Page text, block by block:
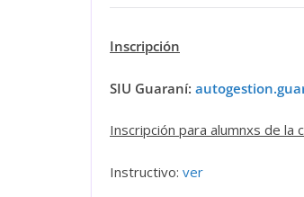
Inscripción
SIU Guaraní:
Inscripción para alumnxs de la
Instructivo: ver